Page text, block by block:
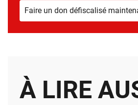
Faire un don défiscalisé
À LIRE